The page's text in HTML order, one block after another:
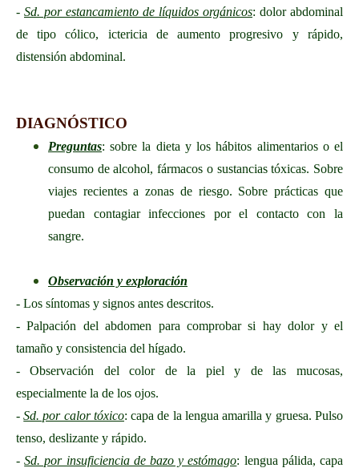
- Sd. por estancamiento de líquidos orgánicos: dolor abdominal
de tipo cólico, ictericia de aumento progresivo y rápido,
distensión abdominal.
DIAGNÓSTICO
Preguntas: sobre la dieta y los hábitos alimentarios o el
consumo de alcohol, fármacos o sustancias tóxicas. Sobre
viajes recientes a zonas de riesgo. Sobre prácticas que
puedan contagiar infecciones por el contacto con la
sangre.
Observación y exploración
- Los síntomas y signos antes descritos.
- Palpación del abdomen para comprobar si hay dolor y el
tamaño y consistencia del hígado.
- Observación del color de la piel y de las mucosas,
especialmente la de los ojos.
-Sd. por calor tóxico: capa de la lengua amarilla y gruesa. Pulso
tenso, deslizante y rápido.
-Sd. por insuficiencia de bazo y estómago: lengua pálida, capa